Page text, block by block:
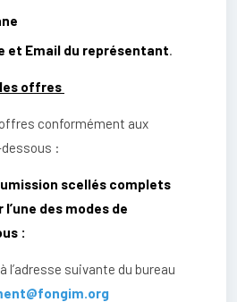
et Email du représentant.
offres
conformément aux
:
scellés complets
des modes de
:
l’adresse suivante du bureau